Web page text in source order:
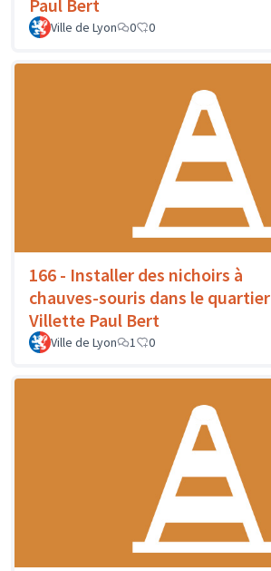
Paul Bert
Ville de Lyon 0 0
166 - Installer des nichoirs à
chauves-souris dans le quartier
Villette Paul Bert
Ville de Lyon 1 0